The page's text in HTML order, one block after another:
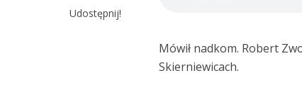
Udostępnij!
Mówił nadkom. Robert
Skierniewicach.